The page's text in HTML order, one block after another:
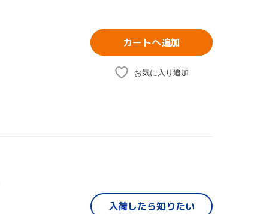
カートへ追加
お気に入り追加
入荷したら知りたい